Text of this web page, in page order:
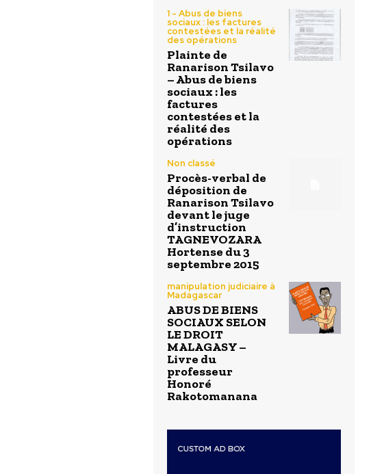
1 - Abus de biens
sociaux : les factures
contestées et la réalité
des opérations
Plainte de
Ranarison Tsilavo
– Abus de biens
sociaux : les
factures
contestées et la
réalité des
opérations
Non classé
Procès-verbal de
déposition de
Ranarison Tsilavo
devant le juge
d’instruction
TAGNEVOZARA
Hortense du 3
septembre 2015
manipulation judiciaire à
Madagascar
ABUS DE BIENS
SOCIAUX SELON
LE DROIT
MALAGASY –
Livre du
professeur
Honoré
Rakotomanana